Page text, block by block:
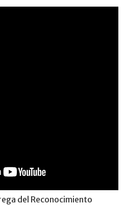
del Reconocimiento